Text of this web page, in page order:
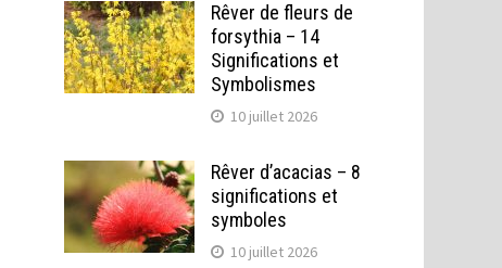
Rêver de fleurs de
forsythia – 14
Significations et
Symbolismes
10 juillet 2026
Rêver d’acacias – 8
significations et
symboles
10 juillet 2026